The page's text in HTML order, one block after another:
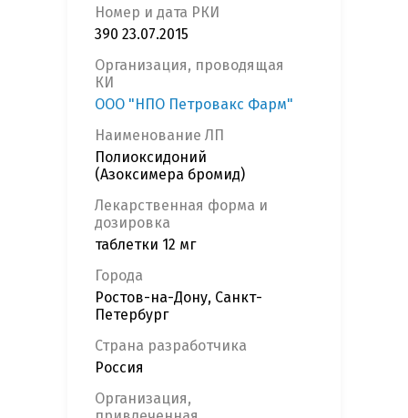
Номер и дата РКИ
390 23.07.2015
Организация, проводящая
КИ
ООО "НПО Петровакс Фарм"
Наименование ЛП
Полиоксидоний
(Азоксимера бромид)
Лекарственная форма и
дозировка
таблетки 12 мг
Города
Ростов-на-Дону, Санкт-
Петербург
Страна разработчика
Россия
Организация,